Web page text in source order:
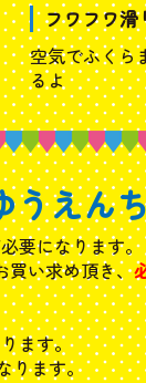
フワフワ滑
空気でふくら
るよ
うえん
要になります。
買い求め頂き、
ます。
ります。